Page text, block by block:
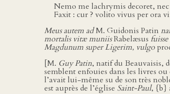
Nemo me lachrymis decoret,
Faxit : cur ? volito vivus per ora
Meus autem adM. Guidonis Patin
mortalis vitæ muniisRabelæsus fuisse
Magdunum super Ligerim, vulgo
[M. Guy Patin, natif du Beauvaisis,
semblent enfouies dans les livres
l’avait lui-même su de son très
est auprès de l’église Saint-Paul, {b}